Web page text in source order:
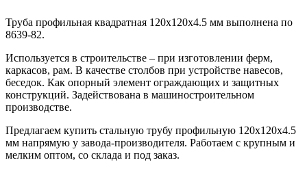
Труба профильная квадратная 120х120х4.5 мм выполнена по
8639-82.
Используется в строительстве – при изготовлении ферм,
каркасов, рам. В качестве столбов при устройстве навесов,
беседок. Как опорный элемент ограждающих и защитных
конструкций. Задействована в машиностроительном
производстве.
Предлагаем купить стальную трубу профильную 120х120х4.5
мм напрямую у завода-производителя. Работаем с крупным и
мелким оптом, со склада и под заказ.